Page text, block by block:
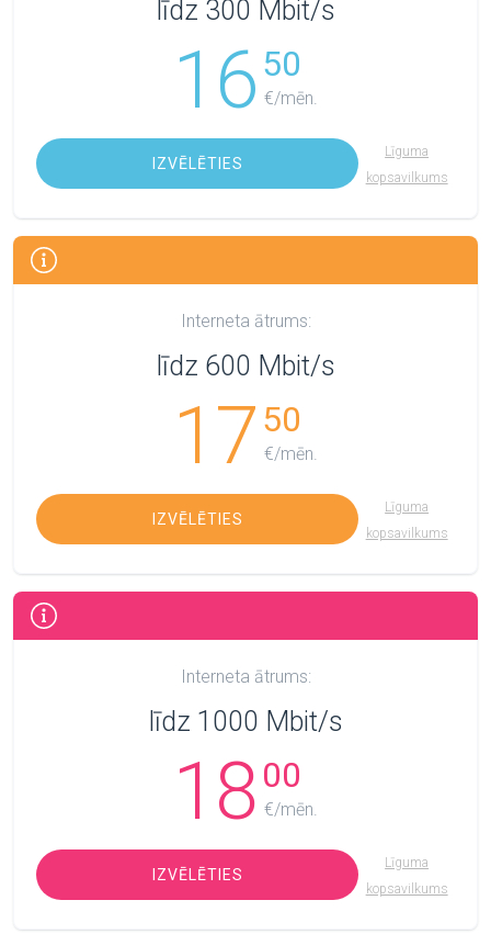
līdz 300 Mbit/s
16 50
€/mēn.
IZVĒLĒTIES
Līguma
kopsavilkums
Interneta ātrums:
līdz 600 Mbit/s
17 50
€/mēn.
IZVĒLĒTIES
Līguma
kopsavilkums
Interneta ātrums:
līdz 1000 Mbit/s
18 00
€/mēn.
IZVĒLĒTIES
Līguma
kopsavilkums